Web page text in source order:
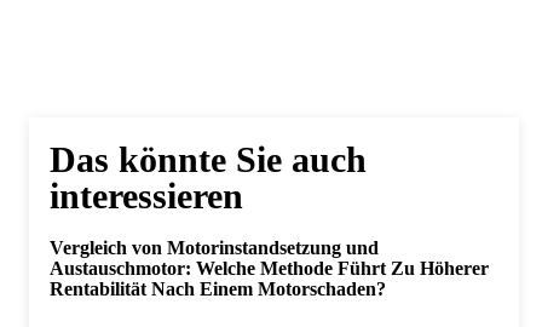
Das könnte Sie auch
interessieren
Vergleich von Motorinstandsetzung und
Austauschmotor: Welche Methode Führt Zu Höherer
Rentabilität Nach Einem Motorschaden?